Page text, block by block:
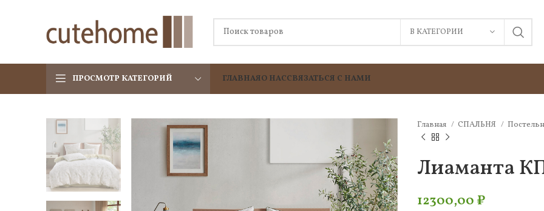
В КАТЕГОРИИ
ПРОСМОТР КАТЕГОРИЙ ГЛАВНАЯО НАССВЯЗАТЬСЯ С НАМИ
Главная СПАЛЬНЯ
Лиаманта
12300,00₽